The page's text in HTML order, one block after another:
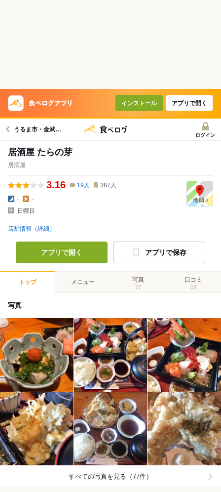
インストール アプリで開く
うるま市・金武グルメへ
ログイン
居酒屋 たらの芽
居酒屋
3.16 19人 387 人
-
-
日曜日
店舗情報（詳細）
アプリで開く アプリで保存
トップ メニュー 写真
77
口コミ
19
写真
すべての写真を見る（77件）